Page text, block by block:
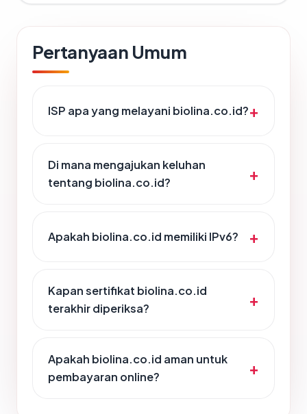
Pertanyaan Umum
ISP apa yang melayani biolina.co.id?
Di mana mengajukan keluhan
tentang biolina.co.id?
Apakah biolina.co.id memiliki IPv6?
Kapan sertifikat biolina.co.id
terakhir diperiksa?
Apakah biolina.co.id aman untuk
pembayaran online?